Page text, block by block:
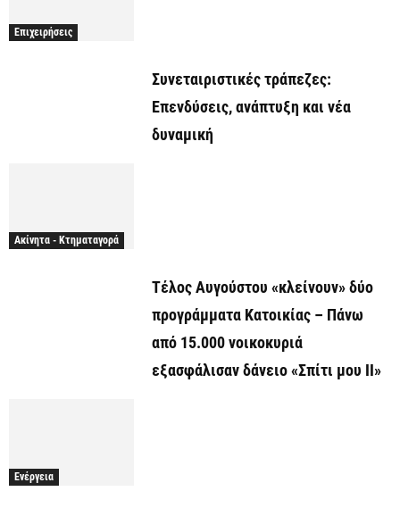
Επιχειρήσεις
Συνεταιριστικές τράπεζες:
Επενδύσεις, ανάπτυξη και νέα
δυναμική
Ακίνητα - Κτηματαγορά
Τέλος Αυγούστου «κλείνουν» δύο
προγράμματα Κατοικίας – Πάνω
από 15.000 νοικοκυριά
εξασφάλισαν δάνειο «Σπίτι μου ΙΙ»
Ενέργεια